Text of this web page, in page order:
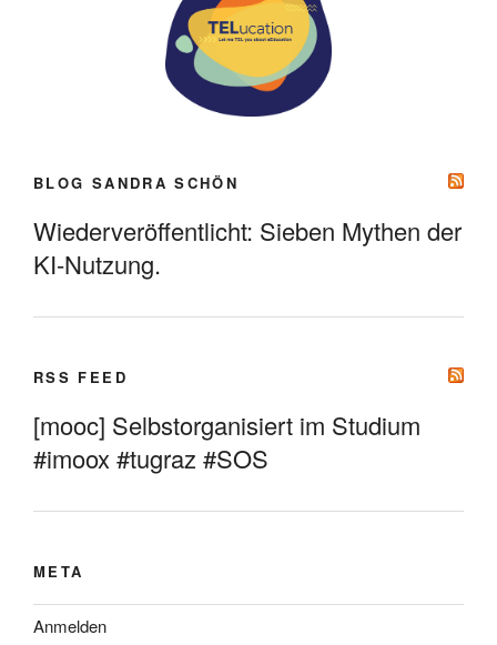
BLOG SANDRA SCHÖN
Wiederveröffentlicht: Sieben Mythen der
KI-Nutzung.
RSS FEED
[mooc] Selbstorganisiert im Studium
#imoox #tugraz #SOS
META
Anmelden